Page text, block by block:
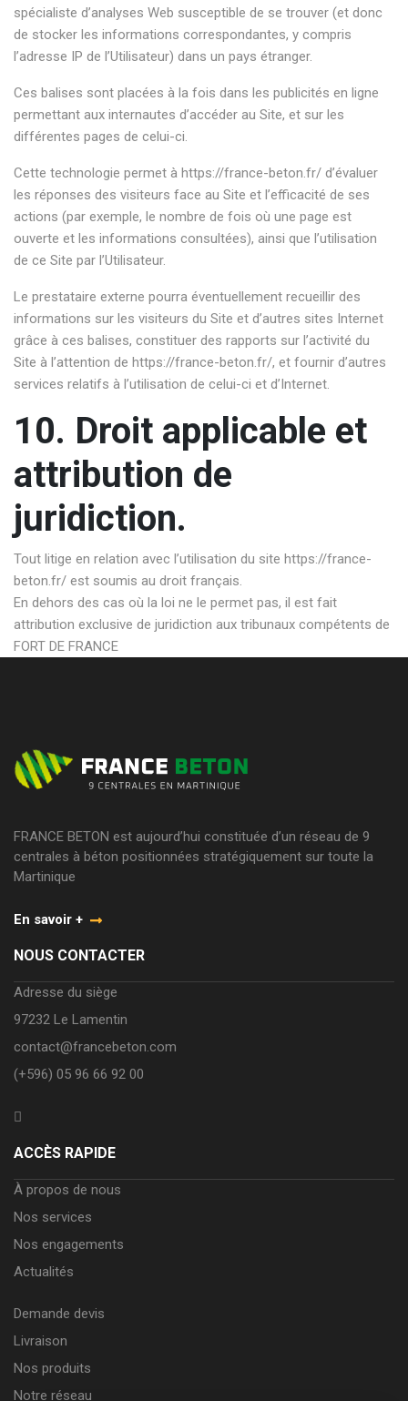
spécialiste d’analyses Web susceptible de se trouver (et donc
de stocker les informations correspondantes, y compris
l’adresse IP de l’Utilisateur) dans un pays étranger.
Ces balises sont placées à la fois dans les publicités en ligne
permettant aux internautes d’accéder au Site, et sur les
différentes pages de celui-ci.
Cette technologie permet à https://france-beton.fr/ d’évaluer
les réponses des visiteurs face au Site et l’efficacité de ses
actions (par exemple, le nombre de fois où une page est
ouverte et les informations consultées), ainsi que l’utilisation
de ce Site par l’Utilisateur.
Le prestataire externe pourra éventuellement recueillir des
informations sur les visiteurs du Site et d’autres sites Internet
grâce à ces balises, constituer des rapports sur l’activité du
Site à l’attention de https://france-beton.fr/, et fournir d’autres
services relatifs à l’utilisation de celui-ci et d’Internet.
10. Droit applicable et
attribution de
juridiction.
Tout litige en relation avec l’utilisation du site https://france-
beton.fr/ est soumis au droit français.
En dehors des cas où la loi ne le permet pas, il est fait
attribution exclusive de juridiction aux tribunaux compétents de
FORT DE FRANCE
FRANCE BETON est aujourd’hui constituée d’un réseau de 9
centrales à béton positionnées stratégiquement sur toute la
Martinique
En savoir +
NOUS CONTACTER
Adresse du siège
97232 Le Lamentin
contact@francebeton.com
(+596) 05 96 66 92 00
ACCÈS RAPIDE
À propos de nous
Nos services
Nos engagements
Actualités
Demande devis
Livraison
Nos produits
Notre réseau